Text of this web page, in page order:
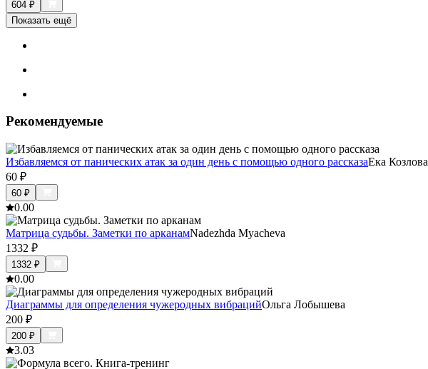
604 ₽
Показать ещё
Рекомендуемые
Избавляемся от панических атак за один день с помощью одного рассказаЕка Козлова
60 ₽
60 ₽
0.00
Матрица судьбы. Заметки по арканамNadezhda Myacheva
1332 ₽
1332 ₽
0.00
Диаграммы для определения чужеродных вибрацийОльга Лобышева
200 ₽
200 ₽
3.03